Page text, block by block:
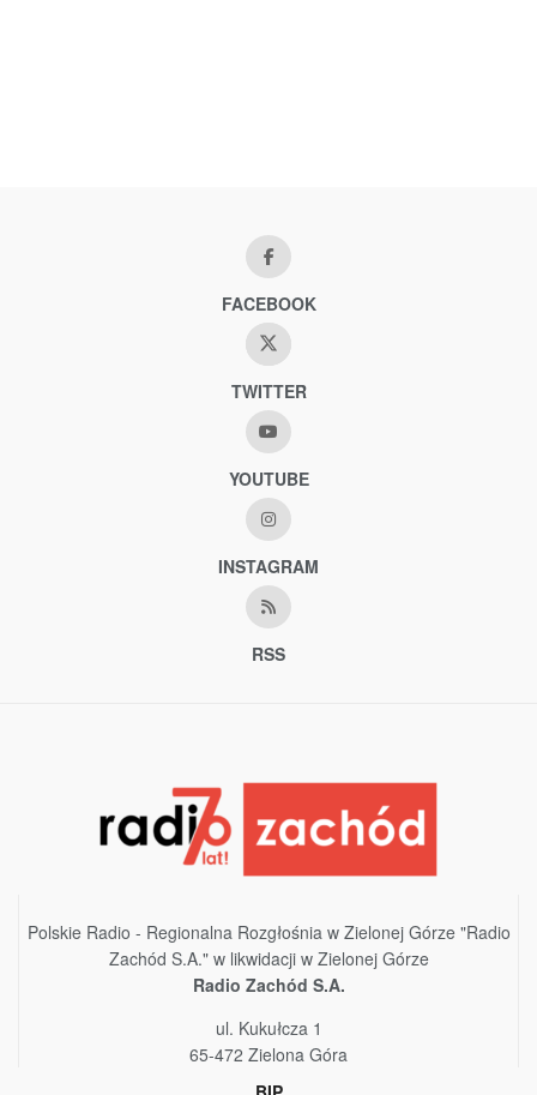
FACEBOOK
TWITTER
YOUTUBE
INSTAGRAM
RSS
Polskie Radio - Regionalna Rozgłośnia w Zielonej Górze "Radio
Zachód S.A." w likwidacji w Zielonej Górze
Radio Zachód S.A.
ul. Kukułcza 1
65-472 Zielona Góra